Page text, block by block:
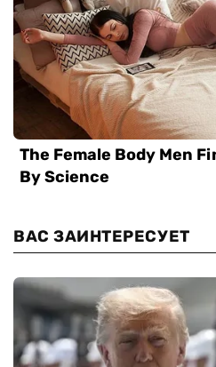
ВАС ЗАИНТЕРЕСУЕТ